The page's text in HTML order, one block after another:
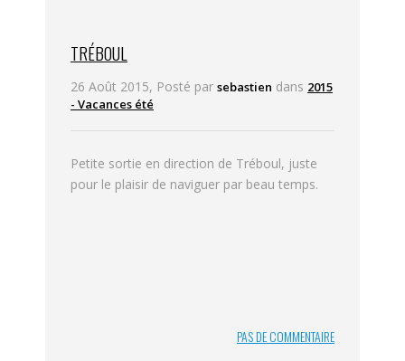
TRÉBOUL
26 Août 2015, Posté par sebastien dans 2015
- Vacances été
Petite sortie en direction de Tréboul, juste
pour le plaisir de naviguer par beau temps.
PAS DE COMMENTAIRE